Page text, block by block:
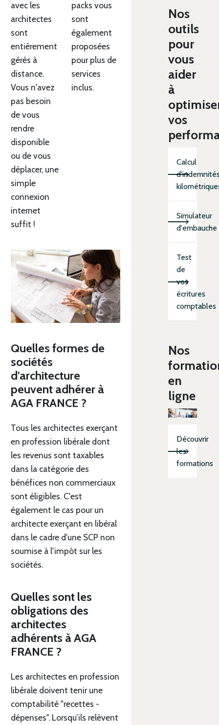
avec les
architectes
sont
entièrement
gérés à
distance.
Vous n'avez
pas besoin
de vous
rendre
disponible
ou de vous
déplacer, une
simple
connexion
internet
suffit !
packs vous
sont
également
proposées
pour plus de
services
inclus.
Quelles formes de
sociétés
d'architecture
peuvent adhérer à
AGA FRANCE ?
Tous les architectes exerçant
en profession libérale dont
les revenus sont taxables
dans la catégorie des
bénéfices non commerciaux
sont éligibles. C'est
également le cas pour un
architecte exerçant en libéral
dans le cadre d'une SCP non
soumise à l'impôt sur les
sociétés.
Quelles sont les
obligations des
architectes
adhérents à AGA
FRANCE ?
Les architectes en profession
libérale doivent tenir une
comptabilité "recettes -
dépenses". Lorsqu’ils relèvent
Nos
outils
pour
vous
aider
à
vos
Calcul
Simulateur
d'embauche
Test
de
vos
écritures
comptables
Nos
en
ligne
Découvrir
les
formations